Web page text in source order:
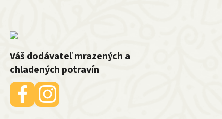
Váš dodávateľ mrazených a
chladených potravín